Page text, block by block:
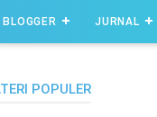
BLOGGER JURNAL
POPULER